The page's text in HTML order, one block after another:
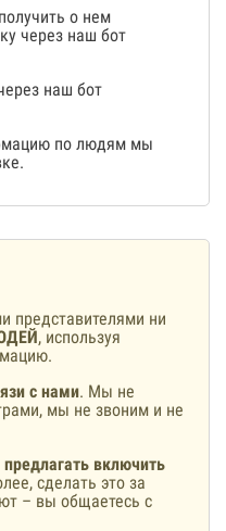
о нем
через наш бот
наш бот
по людям мы
представителями ни
, используя
с нами. Мы не
мы не звоним и не
включить
сделать это за
– вы общаетесь с